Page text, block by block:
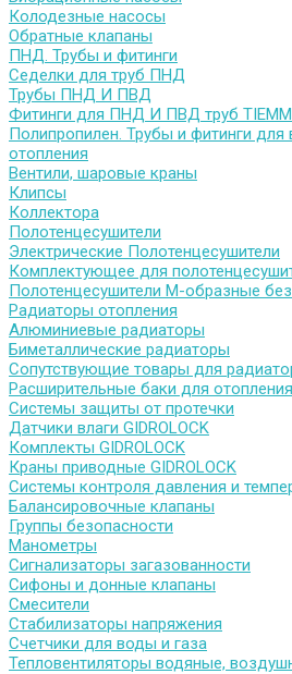
Колодезные насосы
Обратные клапаны
ПНД. Трубы и фитинги
Седелки для труб ПНД
Трубы ПНД И ПВД
Фитинги для ПНД И ПВД труб
Полипропилен. Трубы и фитинги для
отопления
Вентили, шаровые краны
Клипсы
Коллектора
Полотенцесушители
Электрические Полотенцесушители
Комплектующее для
Полотенцесушители М-образные
Радиаторы отопления
Алюминиевые радиаторы
Биметаллические радиаторы
Сопутствующие товары для
Расширительные баки для отопления
Системы защиты от протечки
Датчики влаги GIDROLOCK
Комплекты GIDROLOCK
Краны приводные GIDROLOCK
Системы контроля давления и
Балансировочные клапаны
Группы безопасности
Манометры
Сигнализаторы загазованности
Сифоны и донные клапаны
Смесители
Стабилизаторы напряжения
Счетчики для воды и газа
Тепловентиляторы водяные,